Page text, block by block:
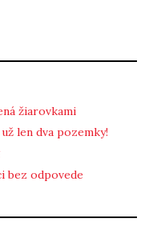
žiarovkami
len dva pozemky!
bez odpovede